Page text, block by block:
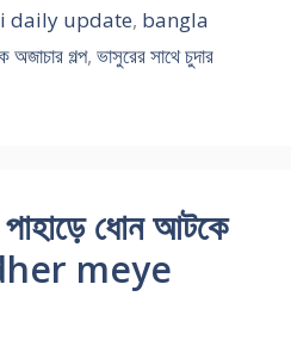
daily update, bangla
অজাচার গল্প, ভাসুরের সাথে চুদার
পাহাড়ে ধোন আটকে
meye